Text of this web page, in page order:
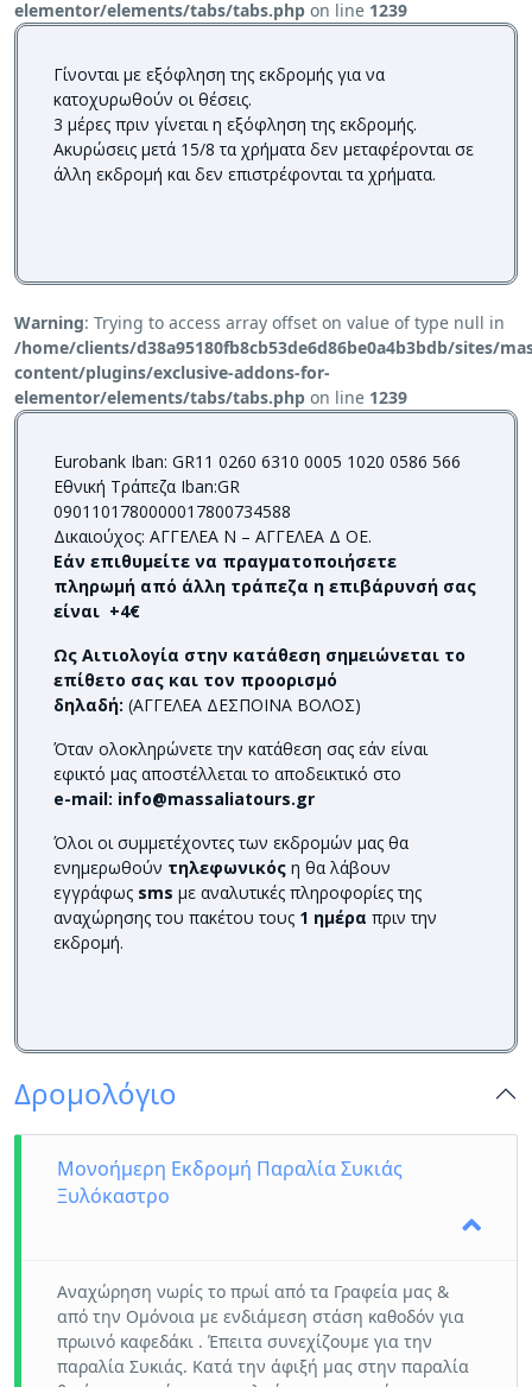
elementor/elements/tabs/tabs.php on line 1239
Γίνονται με εξόφληση της εκδρομής για να
κατοχυρωθούν οι θέσεις.
3 μέρες πριν γίνεται η εξόφληση της εκδρομής.
Ακυρώσεις μετά 15/8 τα χρήματα δεν μεταφέρονται σε
άλλη εκδρομή και δεν επιστρέφονται τα χρήματα.
Warning: Trying to access array offset on value of type null in
/home/clients/d38a95180fb8cb53de6d86be0a4b3bdb/sites/
content/plugins/exclusive-addons-for-
elementor/elements/tabs/tabs.php on line 1239
Eurobank Iban: GR11 0260 6310 0005 1020 0586 566
Εθνική Τράπεζα Iban:GR
0901101780000017800734588
Δικαιούχος: ΑΓΓΕΛΕΑ Ν – ΑΓΓΕΛΕΑ Δ ΟΕ.
Εάν επιθυμείτε να πραγματοποιήσετε
πληρωμή από άλλη τράπεζα η επιβάρυνσή σας
είναι +4€
Ως Αιτιολογία στην κατάθεση σημειώνεται το
επίθετο σας και τον προορισμό
δηλαδή: (ΑΓΓΕΛΕΑ ΔΕΣΠΟΙΝΑ ΒΟΛΟΣ)
Όταν ολοκληρώνετε την κατάθεση σας εάν είναι
εφικτό μας αποστέλλεται το αποδεικτικό στο
e-mail: info@massaliatours.gr
Όλοι οι συμμετέχοντες των εκδρομών μας θα
ενημερωθούν τηλεφωνικός η θα λάβουν
εγγράφως sms με αναλυτικές πληροφορίες της
αναχώρησης του πακέτου τους 1 ημέρα πριν την
εκδρομή.
Δρομολόγιο
Μονοήμερη Εκδρομή Παραλία Συκιάς
Ξυλόκαστρο
Αναχώρηση νωρίς το πρωί από τα Γραφεία μας &
από την Ομόνοια με ενδιάμεση στάση καθοδόν για
πρωινό καφεδάκι . Έπειτα συνεχίζουμε για την
παραλία Συκιάς. Κατά την άφιξή μας στην παραλία